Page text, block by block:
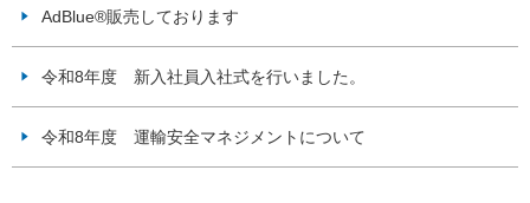
AdBlue®販売しております
令和8年度 新入社員入社式を行いました。
令和8年度 運輸安全マネジメントについて